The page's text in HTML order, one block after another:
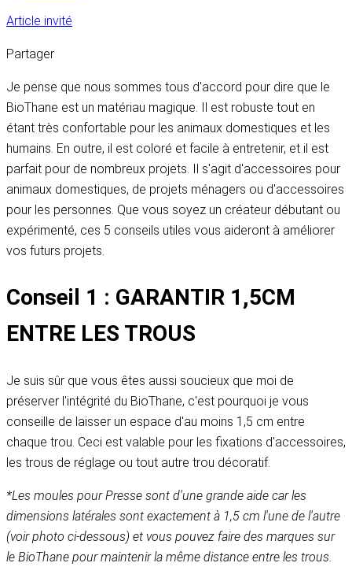
Article invité
Partager
Je pense que nous sommes tous d'accord pour dire que le
BioThane est un matériau magique. Il est robuste tout en
étant très confortable pour les animaux domestiques et les
humains. En outre, il est coloré et facile à entretenir, et il est
parfait pour de nombreux projets. Il s'agit d'accessoires pour
animaux domestiques, de projets ménagers ou d'accessoires
pour les personnes. Que vous soyez un créateur débutant ou
expérimenté, ces 5 conseils utiles vous aideront à améliorer
vos futurs projets.
Conseil 1 : GARANTIR 1,5CM
ENTRE LES TROUS
Je suis sûr que vous êtes aussi soucieux que moi de
préserver l'intégrité du BioThane, c'est pourquoi je vous
conseille de laisser un espace d'au moins 1,5 cm entre
chaque trou. Ceci est valable pour les fixations d'accessoires,
les trous de réglage ou tout autre trou décoratif.
*Les moules pour Presse sont d'une grande aide car les
dimensions latérales sont exactement à 1,5 cm l'une de l'autre
(voir photo ci-dessous) et vous pouvez faire des marques sur
le BioThane pour maintenir la même distance entre les trous.